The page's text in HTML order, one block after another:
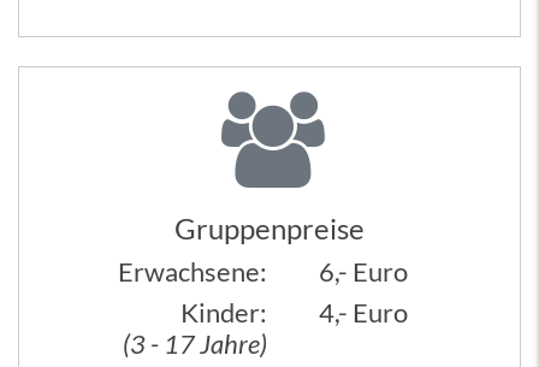
Gruppenpreise
Erwachsene:
Kinder:
(3 - 17 Jahre)
6,- Euro
4,- Euro